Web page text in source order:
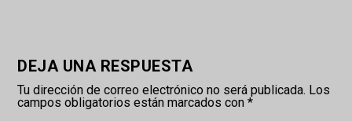
DEJA UNA RESPUESTA
Tu dirección de correo electrónico no será publicada. Los
campos obligatorios están marcados con*